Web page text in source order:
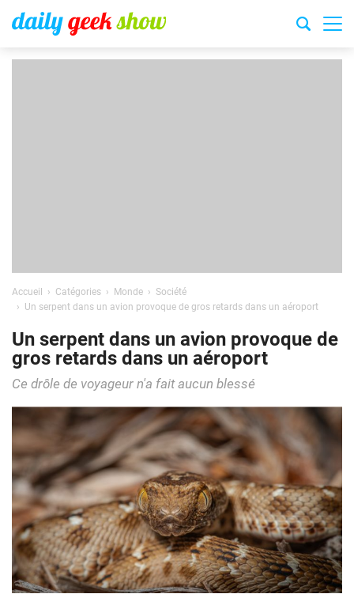
Accueil Catégories Monde
Société
Un serpent dans un avion provoque de gros retards dans un aéroport
Un serpent dans un avion provoque de
gros retards dans un aéroport
Ce drôle de voyageur n'a fait aucun blessé